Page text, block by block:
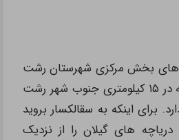
بخش مرکزی شهرستان رشت
در استان گیلان است که در ۱۵ کیلومتری جنوب شهر رشت
برای اینکه به سقالکسار بروید
های گیلان را از نزدیک